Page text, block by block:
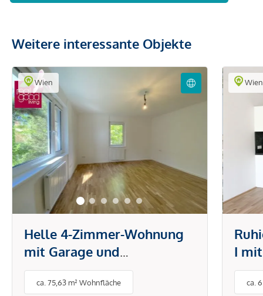
Weitere interessante Objekte
Wien
Helle 4-Zimmer-Wohnung
mit Garage und
Gemeinschaftsgarten in
ruhiger Lage von Hietzing
ca. 75,63 m² Wohnfläche
Wien
I
ca.